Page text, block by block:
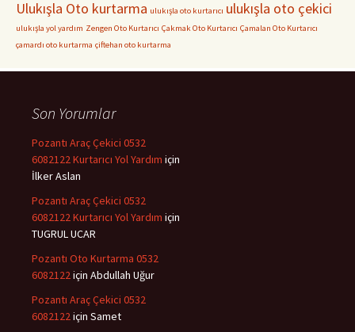
Ulukışla Oto kurtarma ulukışla oto kurtarıcı ulukışla oto çekici
ulukışla yol yardım Zengen Oto Kurtarıcı Çakmak Oto Kurtarıcı Çamalan Oto Kurtarıcı
çamardı oto kurtarma çiftehan oto kurtarma
Son Yorumlar
Pozantı Araç Çekici 0532
6082122 Kurtarıcı Yol Yardım için
İlker Aslan
Pozantı Araç Çekici 0532
6082122 Kurtarıcı Yol Yardım için
TUGRUL UCAR
Pozantı Oto Kurtarma 0532
6082122için Abdullah Uğur
Pozantı Araç Çekici 0532
6082122için Samet